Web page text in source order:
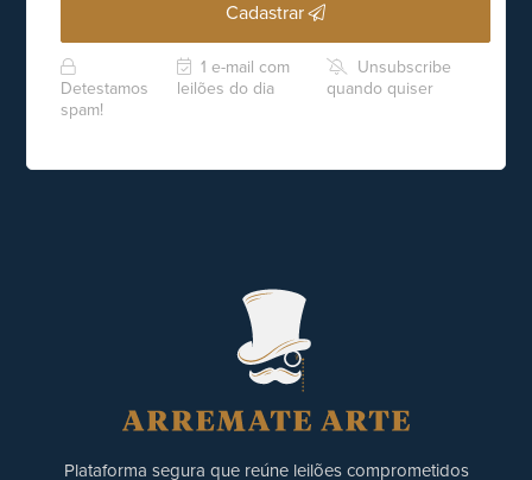
Cadastrar
Detestamos
spam!
1 e-mail com
leilões do dia
Unsubscribe
quando quiser
Plataforma segura que reúne leilões comprometidos